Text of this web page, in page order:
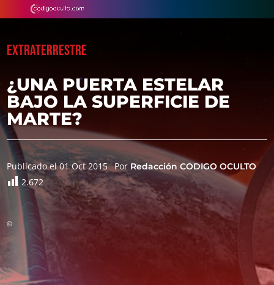
EXTRATERRESTRE
¿UNA PUERTA ESTELAR
BAJO LA SUPERFICIE DE
MARTE?
Publicado el 01 Oct 2015 Por Redacción CODIGO OCULTO
2.672
©